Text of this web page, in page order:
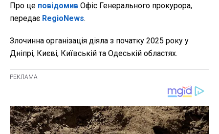
Про це повідомив Офіс Генерального прокурора,
передає RegioNews.
Злочинна організація діяла з початку 2025 року у
Дніпрі, Києві, Київській та Одеській областях.